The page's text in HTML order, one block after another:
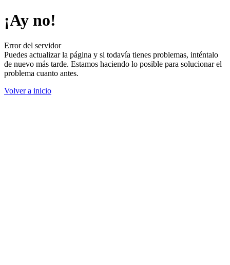
¡Ay no!
Error del servidor
Puedes actualizar la página y si todavía tienes problemas, inténtalo
de nuevo más tarde. Estamos haciendo lo posible para solucionar el
problema cuanto antes.
Volver a inicio